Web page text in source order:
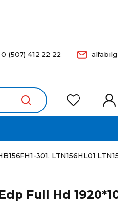
0 (507) 412 22 22
301, LTN156HL01
Full Hd